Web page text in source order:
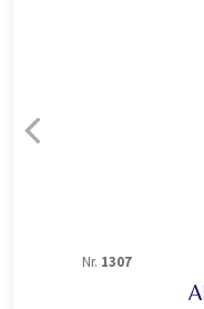
Nr. 1307